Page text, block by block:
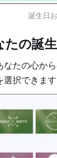
誕生日
たの誕
たの心か
択できます